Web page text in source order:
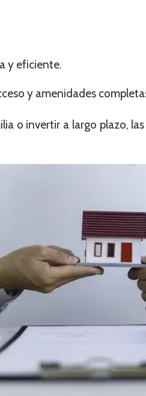
y eficiente.
y amenidades
o invertir a largo plazo, las